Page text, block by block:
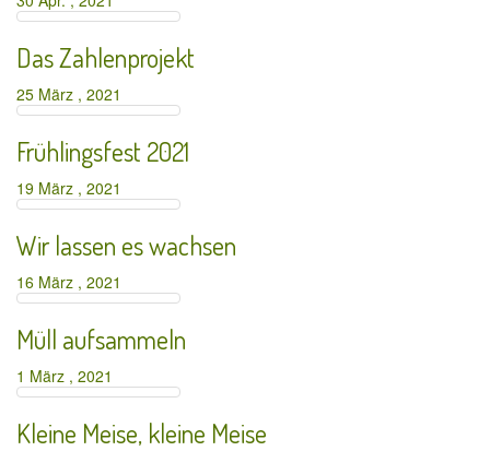
Das Zahlenprojekt
25 März , 2021
Frühlingsfest 2021
19 März , 2021
Wir lassen es wachsen
16 März , 2021
Müll aufsammeln
1 März , 2021
Kleine Meise, kleine Meise